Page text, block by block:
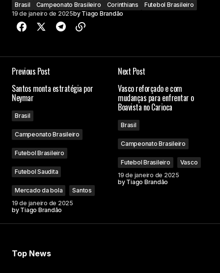
Brasil Campeonato Brasileiro Corinthians
Futebol Brasileiro
19 de janeiro de 2025by Tiago Brandão
Previous Post
Santos monta estratégia por
Neymar
Brasil
Campeonato Brasileiro
Futebol Brasileiro
Futebol Saudita
Mercado da bola
Santos
19 de janeiro de 2025
by Tiago Brandão
Next Post
Vasco reforçado e com
mudanças para enfrentar o
Boavista no Carioca
Brasil
Campeonato Brasileiro
Futebol Brasileiro
Vasco
19 de janeiro de 2025
by Tiago Brandão
Top News